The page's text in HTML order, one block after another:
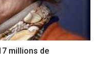
millions de